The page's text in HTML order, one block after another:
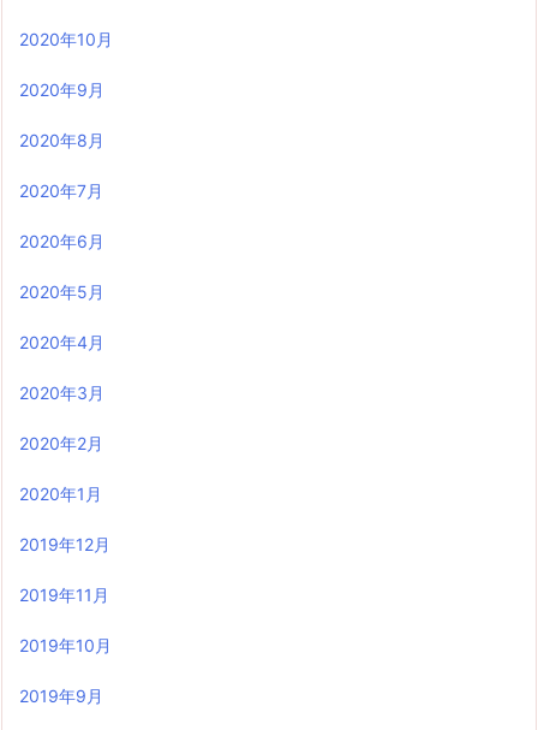
2020年10月
2020年9月
2020年8月
2020年7月
2020年6月
2020年5月
2020年4月
2020年3月
2020年2月
2020年1月
2019年12月
2019年11月
2019年10月
2019年9月